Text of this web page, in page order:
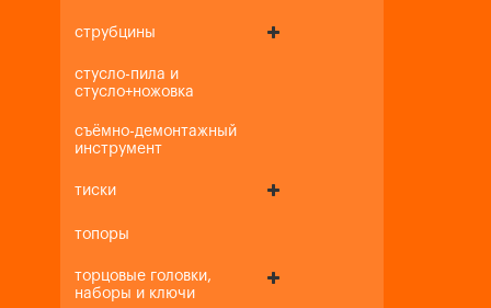
струбцины
стусло-пила и
стусло+ножовка
съёмно-демонтажный
инструмент
тиски
топоры
торцовые головки,
наборы и ключи